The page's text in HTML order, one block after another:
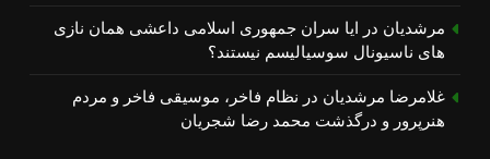
مرشدیان در ایا سران جمهوری اسلامی داعشی همان نازی
های ناسیونال سوسیالیسم نیستند؟
غلامرضا مرشدیان در نظام فاخر، موسیقی فاخر و مردم
هنرپرور و درگذشت محمد رضا شجریان